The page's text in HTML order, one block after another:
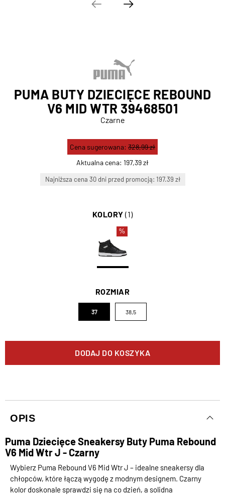
PUMA BUTY DZIECIĘCE REBOUND
V6 MID WTR 39468501
Czarne
Aktualna cena: 197,39 zł
Cena sugerowana: 328,99 zł
Najniższa cena 30 dni przed promocją: 197.39 zł
KOLORY (1)
%
ROZMIAR
37 38,5
DODAJ DO KOSZYKA
OPIS
Puma Dziecięce Sneakersy Buty Puma Rebound
V6 Mid Wtr J - Czarny
Wybierz Puma Rebound V6 Mid Wtr J – idealne sneakersy dla
chłopców, które łączą wygodę z modnym designem. Czarny
kolor doskonale sprawdzi się na co dzień, a solidna